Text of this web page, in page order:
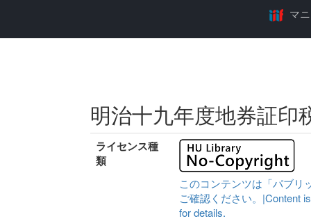
マ
明治十九年度地券証印
ライセンス種
類
このコンテンツは「パブリ
ご確認ください。|Content
for details.